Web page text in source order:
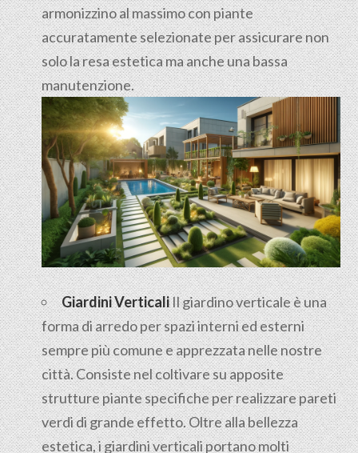
armonizzino al massimo con piante
accuratamente selezionate per assicurare non
solo la resa estetica ma anche una bassa
manutenzione.
Giardini VerticaliIl giardino verticale è una
forma di arredo per spazi interni ed esterni
sempre più comune e apprezzata nelle nostre
città. Consiste nel coltivare su apposite
strutture piante specifiche per realizzare pareti
verdi di grande effetto. Oltre alla bellezza
estetica, i giardini verticali portano molti